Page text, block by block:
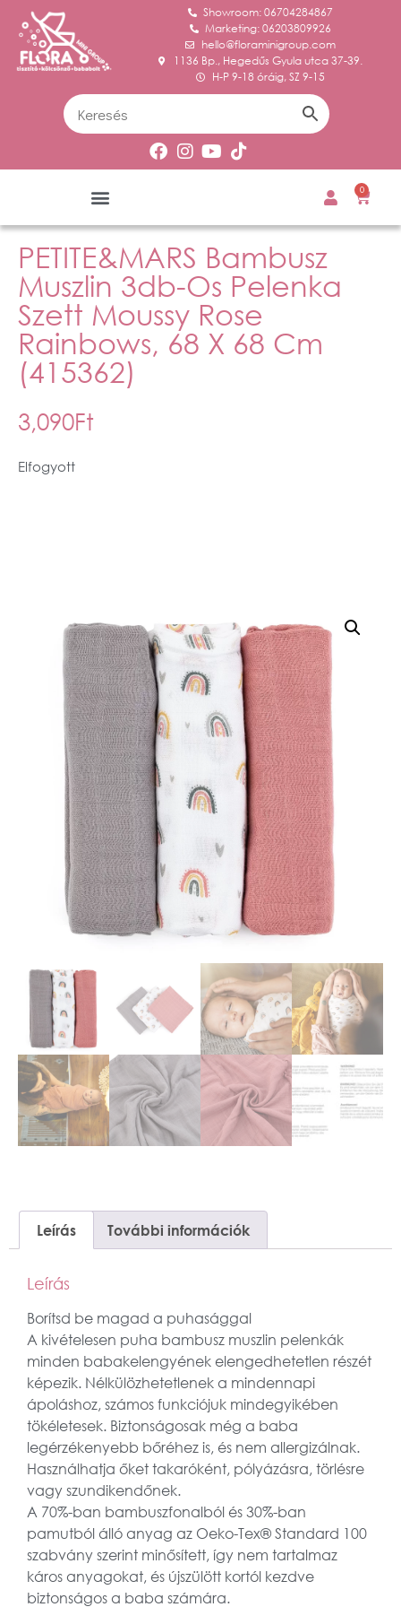
Showroom: 06704284867
Marketing: 06203809926
hello@floraminigroup.com
1136 Bp., Hegedűs Gyula utca 37-39.
H-P 9-18 óráig, SZ 9-15
0
PETITE&MARS Bambusz
Muszlin 3db-Os Pelenka
Szett Moussy Rose
Rainbows, 68 X 68 Cm
(415362)
3,090Ft
Elfogyott
Leírás További információk
Leírás
Borítsd be magad a puhasággal
A kivételesen puha bambusz muszlin pelenkák
minden babakelengyének elengedhetetlen részét
képezik. Nélkülözhetetlenek a mindennapi
ápoláshoz, számos funkciójuk mindegyikében
tökéletesek. Biztonságosak még a baba
legérzékenyebb bőréhez is, és nem allergizálnak.
Használhatja őket takaróként, pólyázásra, törlésre
vagy szundikendőnek.
A 70%-ban bambuszfonalból és 30%-ban
pamutból álló anyag az Oeko-Tex® Standard 100
szabvány szerint minősített, így nem tartalmaz
káros anyagokat, és újszülött kortól kezdve
biztonságos a baba számára.